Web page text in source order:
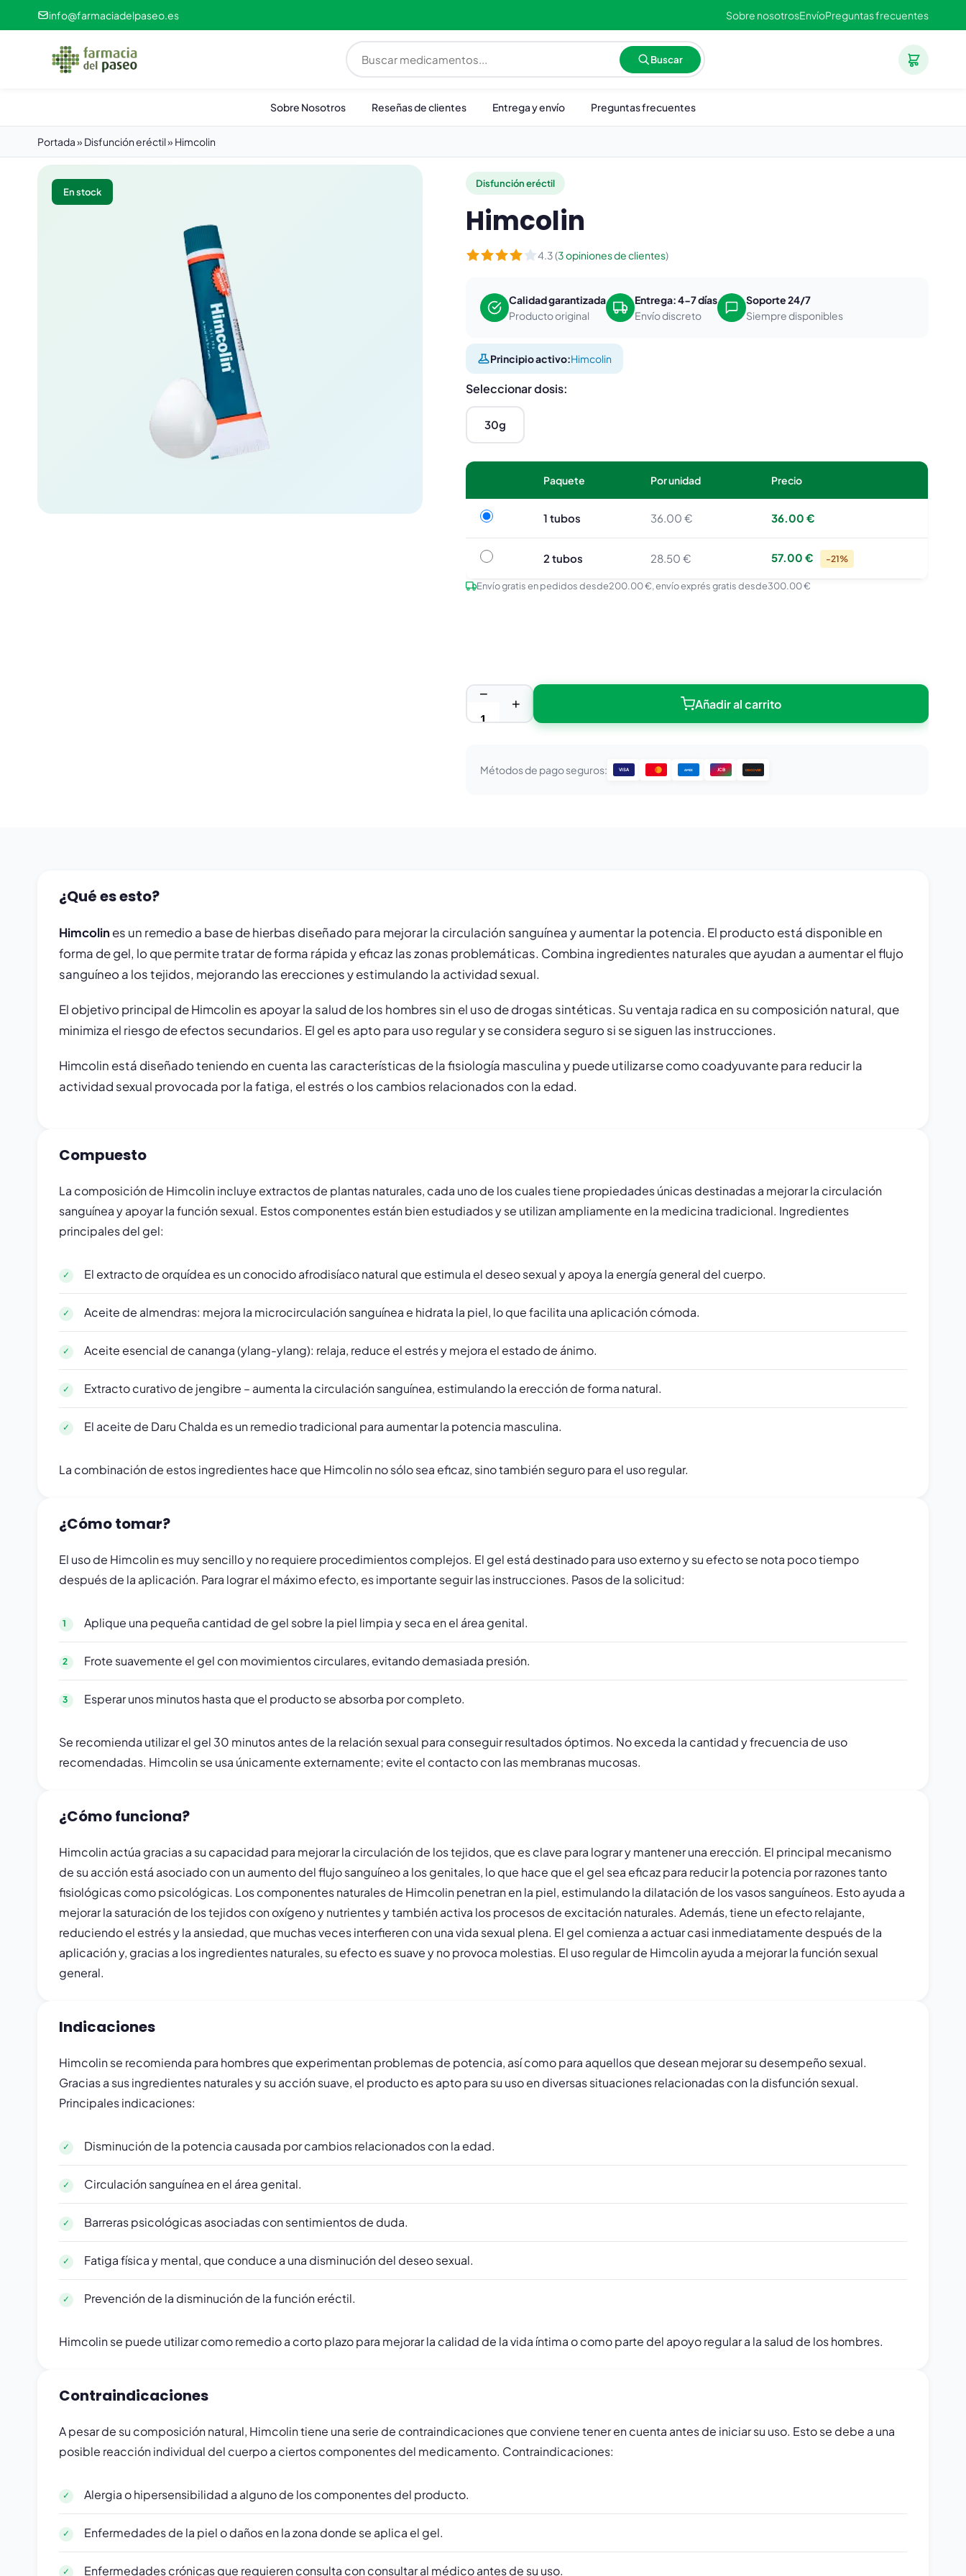
info@farmaciadelpaseo.es Sobre nosotrosEnvíoPreguntas frecuentes
Buscar
Sobre Nosotros Reseñas de clientes Entrega y envío Preguntas frecuentes
Portada» Disfunción eréctil» Himcolin
En stock
Disfunción eréctil
Himcolin
4.3 (3 opiniones de clientes)
Calidad garantizada
Producto original
Entrega: 4-7 días
Envío discreto
Soporte 24/7
Siempre disponibles
Principio activo:Himcolin
Seleccionar dosis:
30g
Paquete Por unidad Precio
1 tubos 1 tubos 36.00 € 36.00 €
2 tubos 2 tubos 28.50 € 57.00 € -21%
Envío gratis en pedidos desde200.00 €, envío exprés gratis desde300.00 €
−
+ Añadir al carrito
Métodos de pago seguros: VISA AMEX JCB DISCOVER
¿Qué es esto?
Himcolines un remedio a base de hierbas diseñado para mejorar la circulación sanguínea y aumentar la potencia. El producto está disponible en
forma de gel, lo que permite tratar de forma rápida y eficaz las zonas problemáticas. Combina ingredientes naturales que ayudan a aumentar el flujo
sanguíneo a los tejidos, mejorando las erecciones y estimulando la actividad sexual.
El objetivo principal de Himcolin es apoyar la salud de los hombres sin el uso de drogas sintéticas. Su ventaja radica en su composición natural, que
minimiza el riesgo de efectos secundarios. El gel es apto para uso regular y se considera seguro si se siguen las instrucciones.
Himcolin está diseñado teniendo en cuenta las características de la fisiología masculina y puede utilizarse como coadyuvante para reducir la
actividad sexual provocada por la fatiga, el estrés o los cambios relacionados con la edad.
Compuesto
La composición de Himcolin incluye extractos de plantas naturales, cada uno de los cuales tiene propiedades únicas destinadas a mejorar la circulación
sanguínea y apoyar la función sexual. Estos componentes están bien estudiados y se utilizan ampliamente en la medicina tradicional. Ingredientes
principales del gel:
El extracto de orquídea es un conocido afrodisíaco natural que estimula el deseo sexual y apoya la energía general del cuerpo.
Aceite de almendras: mejora la microcirculación sanguínea e hidrata la piel, lo que facilita una aplicación cómoda.
Aceite esencial de cananga (ylang-ylang): relaja, reduce el estrés y mejora el estado de ánimo.
Extracto curativo de jengibre – aumenta la circulación sanguínea, estimulando la erección de forma natural.
El aceite de Daru Chalda es un remedio tradicional para aumentar la potencia masculina.
La combinación de estos ingredientes hace que Himcolin no sólo sea eficaz, sino también seguro para el uso regular.
¿Cómo tomar?
El uso de Himcolin es muy sencillo y no requiere procedimientos complejos. El gel está destinado para uso externo y su efecto se nota poco tiempo
después de la aplicación. Para lograr el máximo efecto, es importante seguir las instrucciones. Pasos de la solicitud:
Aplique una pequeña cantidad de gel sobre la piel limpia y seca en el área genital.
Frote suavemente el gel con movimientos circulares, evitando demasiada presión.
Esperar unos minutos hasta que el producto se absorba por completo.
Se recomienda utilizar el gel 30 minutos antes de la relación sexual para conseguir resultados óptimos. No exceda la cantidad y frecuencia de uso
recomendadas. Himcolin se usa únicamente externamente; evite el contacto con las membranas mucosas.
¿Cómo funciona?
Himcolin actúa gracias a su capacidad para mejorar la circulación de los tejidos, que es clave para lograr y mantener una erección. El principal mecanismo
de su acción está asociado con un aumento del flujo sanguíneo a los genitales, lo que hace que el gel sea eficaz para reducir la potencia por razones tanto
fisiológicas como psicológicas. Los componentes naturales de Himcolin penetran en la piel, estimulando la dilatación de los vasos sanguíneos. Esto ayuda a
mejorar la saturación de los tejidos con oxígeno y nutrientes y también activa los procesos de excitación naturales. Además, tiene un efecto relajante,
reduciendo el estrés y la ansiedad, que muchas veces interfieren con una vida sexual plena. El gel comienza a actuar casi inmediatamente después de la
aplicación y, gracias a los ingredientes naturales, su efecto es suave y no provoca molestias. El uso regular de Himcolin ayuda a mejorar la función sexual
general.
Indicaciones
Himcolin se recomienda para hombres que experimentan problemas de potencia, así como para aquellos que desean mejorar su desempeño sexual.
Gracias a sus ingredientes naturales y su acción suave, el producto es apto para su uso en diversas situaciones relacionadas con la disfunción sexual.
Principales indicaciones:
Disminución de la potencia causada por cambios relacionados con la edad.
Circulación sanguínea en el área genital.
Barreras psicológicas asociadas con sentimientos de duda.
Fatiga física y mental, que conduce a una disminución del deseo sexual.
Prevención de la disminución de la función eréctil.
Himcolin se puede utilizar como remedio a corto plazo para mejorar la calidad de la vida íntima o como parte del apoyo regular a la salud de los hombres.
Contraindicaciones
A pesar de su composición natural, Himcolin tiene una serie de contraindicaciones que conviene tener en cuenta antes de iniciar su uso. Esto se debe a una
posible reacción individual del cuerpo a ciertos componentes del medicamento. Contraindicaciones:
Alergia o hipersensibilidad a alguno de los componentes del producto.
Enfermedades de la piel o daños en la zona donde se aplica el gel.
Enfermedades crónicas que requieren consulta con consultar al médico antes de su uso.